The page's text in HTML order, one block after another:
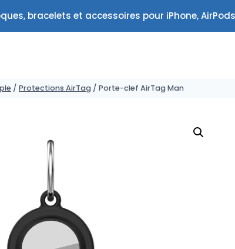
bracelets et accessoires pour iPhone,
/ Protections AirTag / Porte-clef AirTag Man